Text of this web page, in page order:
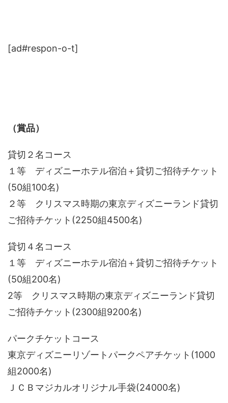
[ad#respon-o-t]
（賞品）
貸切２名コース
１等 ディズニーホテル宿泊＋貸切ご招待チケット
(50組100名)
２等 クリスマス時期の東京ディズニーランド貸切
ご招待チケット(2250組4500名)
貸切４名コース
１等 ディズニーホテル宿泊＋貸切ご招待チケット
(50組200名)
2等 クリスマス時期の東京ディズニーランド貸切
ご招待チケット(2300組9200名)
パークチケットコース
東京ディズニーリゾートパークペアチケット(1000
組2000名)
ＪＣＢマジカルオリジナル手袋(24000名)